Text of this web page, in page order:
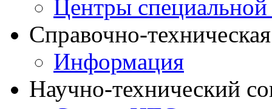
Центры
Справочно-
Информация
Научно-технический